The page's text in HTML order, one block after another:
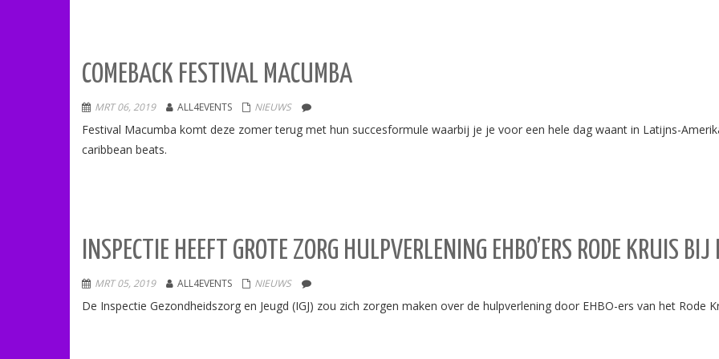
COMEBACK FESTIVAL MACUMBA
MRT 06, 2019 ALL4EVENTS NIEUWS
Festival Macumba komt deze zomer terug met hun succesformule waarbij je je voor een hele dag waant in Latijns-
caribbean beats.
INSPECTIE HEEFT GROTE ZORG HULPVERLENING EHBO’ERS RODE KRUIS BIJ
MRT 05, 2019 ALL4EVENTS NIEUWS
De Inspectie Gezondheidszorg en Jeugd (IGJ) zou zich zorgen maken over de hulpverlening door EHBO-ers van het Rode